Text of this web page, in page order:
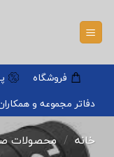
content
فروشگاه
دفاتر مجموعه و
خانه / محصولات